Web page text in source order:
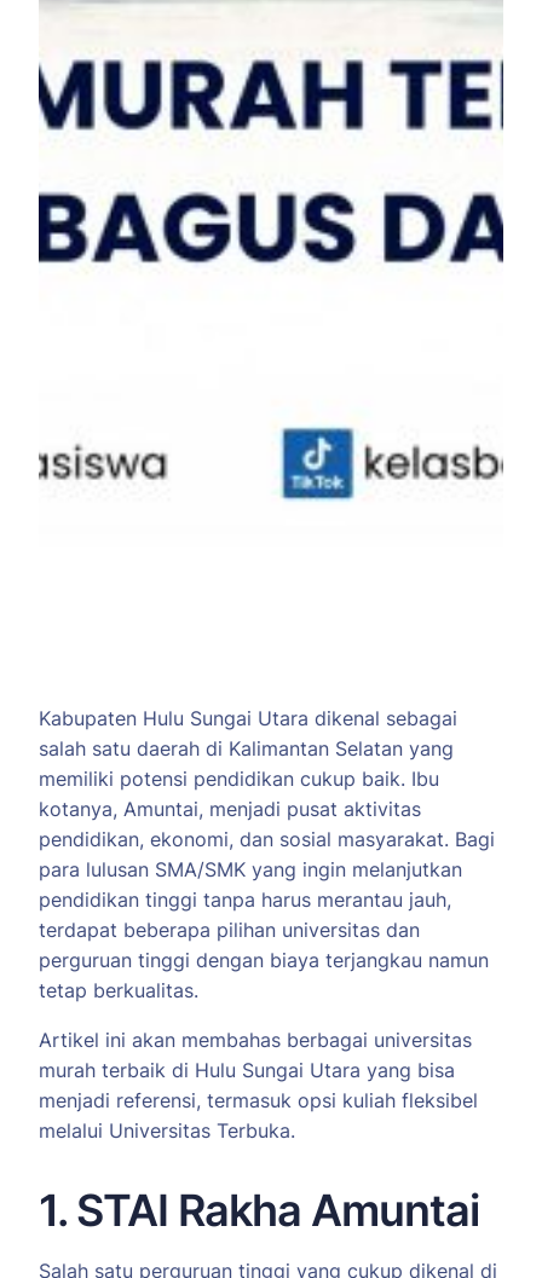
Kabupaten Hulu Sungai Utara dikenal sebagai
salah satu daerah di Kalimantan Selatan yang
memiliki potensi pendidikan cukup baik. Ibu
kotanya, Amuntai, menjadi pusat aktivitas
pendidikan, ekonomi, dan sosial masyarakat. Bagi
para lulusan SMA/SMK yang ingin melanjutkan
pendidikan tinggi tanpa harus merantau jauh,
terdapat beberapa pilihan universitas dan
perguruan tinggi dengan biaya terjangkau namun
tetap berkualitas.
Artikel ini akan membahas berbagai universitas
murah terbaik di Hulu Sungai Utara yang bisa
menjadi referensi, termasuk opsi kuliah fleksibel
melalui Universitas Terbuka.
1. STAI Rakha Amuntai
Salah satu perguruan tinggi yang cukup dikenal di